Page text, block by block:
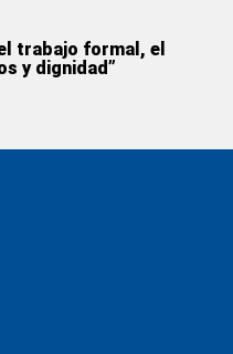
trabajo formal, el
y dignidad”